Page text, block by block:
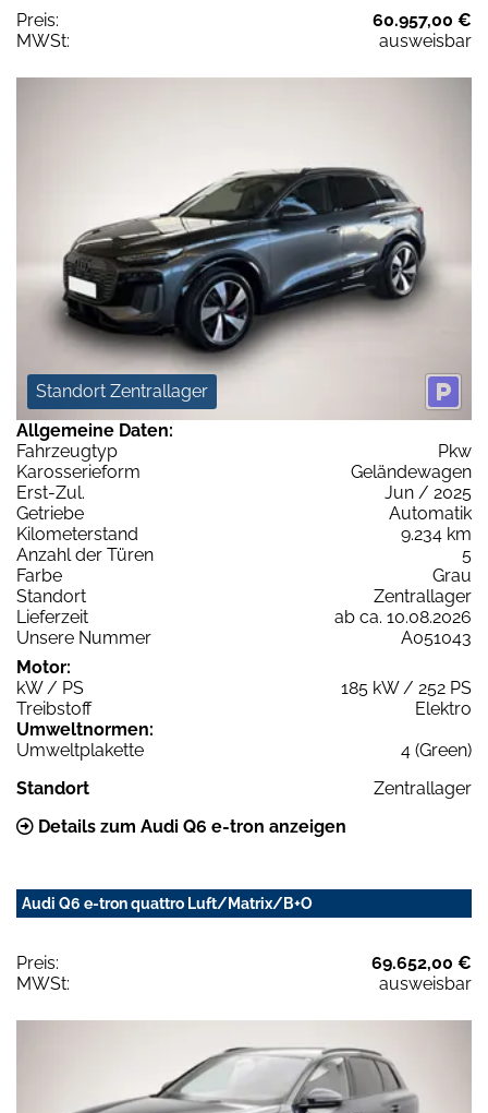
Preis:
60.957,00 €
MWSt:
ausweisbar
Standort Zentrallager
Allgemeine Daten:
Fahrzeugtyp
Pkw
Karosserieform
Geländewagen
Erst-Zul.
Jun / 2025
Getriebe
Automatik
Kilometerstand
9.234 km
Anzahl der Türen
5
Farbe
Grau
Standort
Zentrallager
Lieferzeit
ab ca. 10.08.2026
Unsere Nummer
A051043
Motor:
kW / PS
185 kW / 252 PS
Treibstoff
Elektro
Umweltnormen:
Umweltplakette
4 (Green)
Standort
Zentrallager
Details zum Audi Q6 e-tron anzeigen
Audi Q6 e-tron quattro Luft/Matrix/B+O
Preis:
69.652,00 €
MWSt:
ausweisbar